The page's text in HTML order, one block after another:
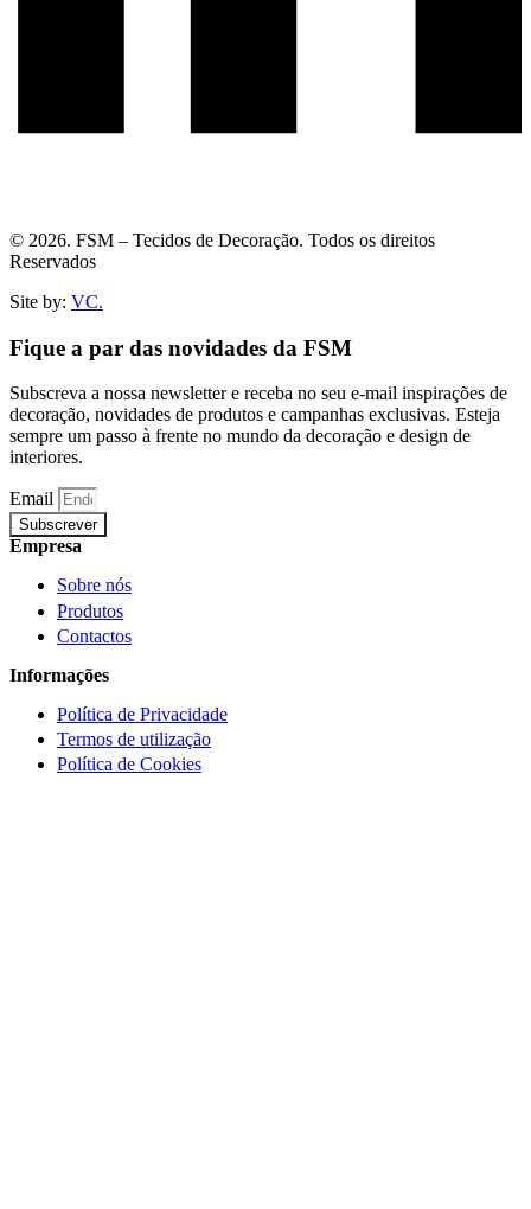
© 2026. FSM – Tecidos de Decoração. Todos os direitos
Reservados
Site by: VC.
Fique a par das novidades da FSM
Subscreva a nossa newsletter e receba no seu e-mail inspirações de
decoração, novidades de produtos e campanhas exclusivas. Esteja
sempre um passo à frente no mundo da decoração e design de
interiores.
Email
Subscrever
Empresa
Sobre nós
Produtos
Contactos
Informações
Política de Privacidade
Termos de utilização
Política de Cookies